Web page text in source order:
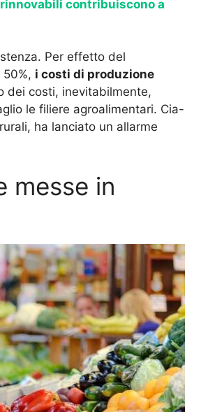
contribuiscono a
Per effetto del
i costi di produzione
dei costi, inevitabilmente,
le filiere agroalimentari. Cia-
ha lanciato un allarme
messe in